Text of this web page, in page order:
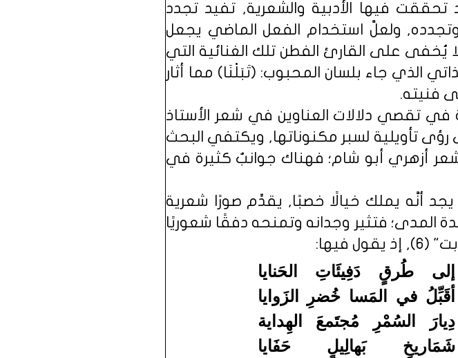
فيها الأدبية والشعرية, تفيد تجدد
وتجدده, ولعلَّ استخدام الفعل الماضي يجعل
على القارئ الفطن تلك الغنائية التي
الذي جاء بلسان المحبوب: (تَبَلْنَا) مما أثار
فنيته.
في تقصي دلالات العناوين في شعر الأستاذ
تأويلية لسبر مكنوناتها, ويكتفي البحث
شعر أزهري أبو شام؛ فهناك جوانبٌ كثيرة في
أنَّه يملك خيالًا خصبًا, يقدِّم صورًا شعرية
المدى؛ فتثير وجدانه وتمنحه دفقًا شعوريًا
فيها:
إلى طُرقٍ دَفِيئَاتِ الحَنايا
أقَبِّلُ في المَسا خُضرِ الزَوايا
دِيارَ السُمْرِ مُجتَمعَ الهِداية
شَمَاريخٍ بَهالِيلٍ حَفَايا